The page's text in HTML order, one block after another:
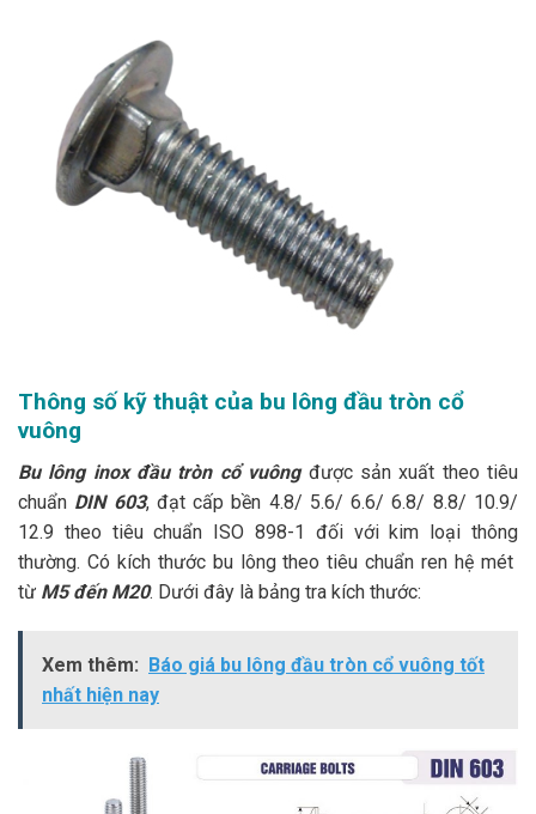
Thông số kỹ thuật của bu lông đầu tròn cổ
vuông
Bu lông inox đầu tròn cổ vuôngđược sản xuất theo tiêu
chuẩn DIN 603, đạt cấp bền 4.8/ 5.6/ 6.6/ 6.8/ 8.8/ 10.9/
12.9 theo tiêu chuẩn ISO 898-1 đối với kim loại thông
thường. Có kích thước bu lông theo tiêu chuẩn ren hệ mét
từ M5 đến M20. Dưới đây là bảng tra kích thước:
Xem thêm:
Báo giá bu lông đầu tròn cổ vuông tốt
nhất hiện nay